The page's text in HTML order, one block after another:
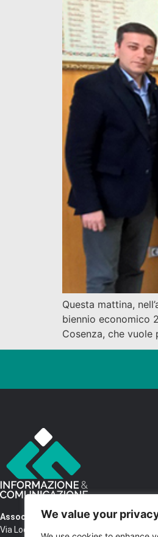
We value your
Questa mattina,
biennio economico
Cosenza, che
Associazione Informazione &
Via Locri SNC – 87064 Corigliano Rossano